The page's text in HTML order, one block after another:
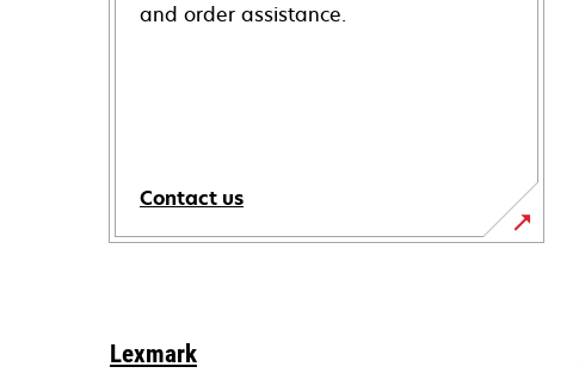
and order assistance.
Contact us
Lexmark